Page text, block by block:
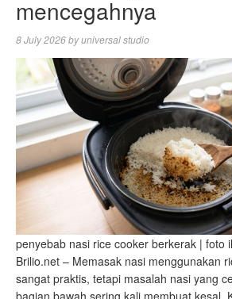
mencegahnya
8 July 2026byuniversal studio
penyebab nasi rice cooker berkerak | foto
Brilio.net – Memasak nasi menggunakan
sangat praktis, tetapi masalah nasi yang
bagian bawah sering kali membuat kesal.